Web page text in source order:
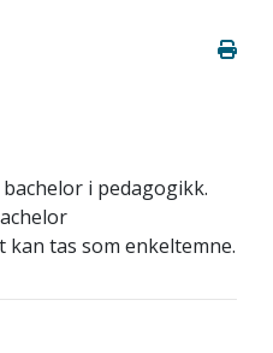
i pedagogikk.
kan tas som enkeltemne.